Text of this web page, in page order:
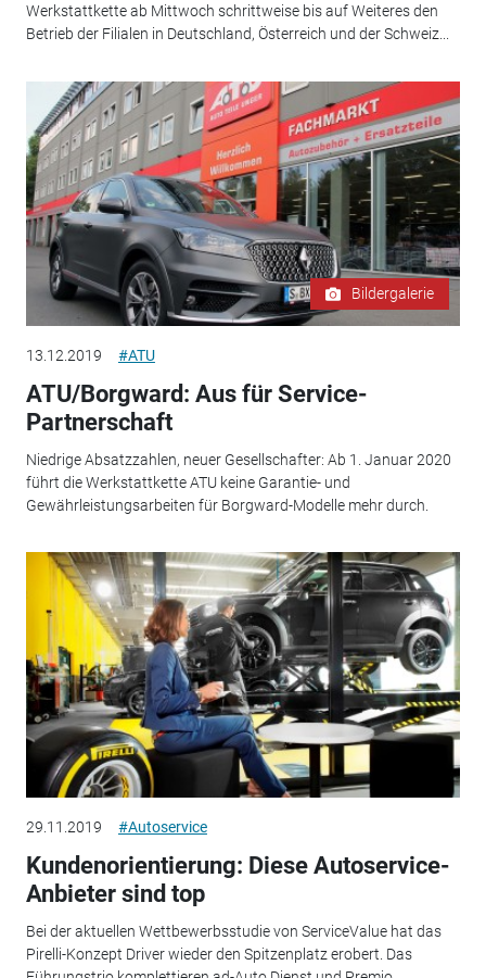
Werkstattkette ab Mittwoch schrittweise bis auf Weiteres den
Betrieb der Filialen in Deutschland, Österreich und der Schweiz...
Bildergalerie
13.12.2019 #ATU
ATU/Borgward: Aus für Service-
Partnerschaft
Niedrige Absatzzahlen, neuer Gesellschafter: Ab 1. Januar 2020
führt die Werkstattkette ATU keine Garantie- und
Gewährleistungsarbeiten für Borgward-Modelle mehr durch.
29.11.2019 #Autoservice
Kundenorientierung: Diese Autoservice-
Anbieter sind top
Bei der aktuellen Wettbewerbsstudie von ServiceValue hat das
Pirelli-Konzept Driver wieder den Spitzenplatz erobert. Das